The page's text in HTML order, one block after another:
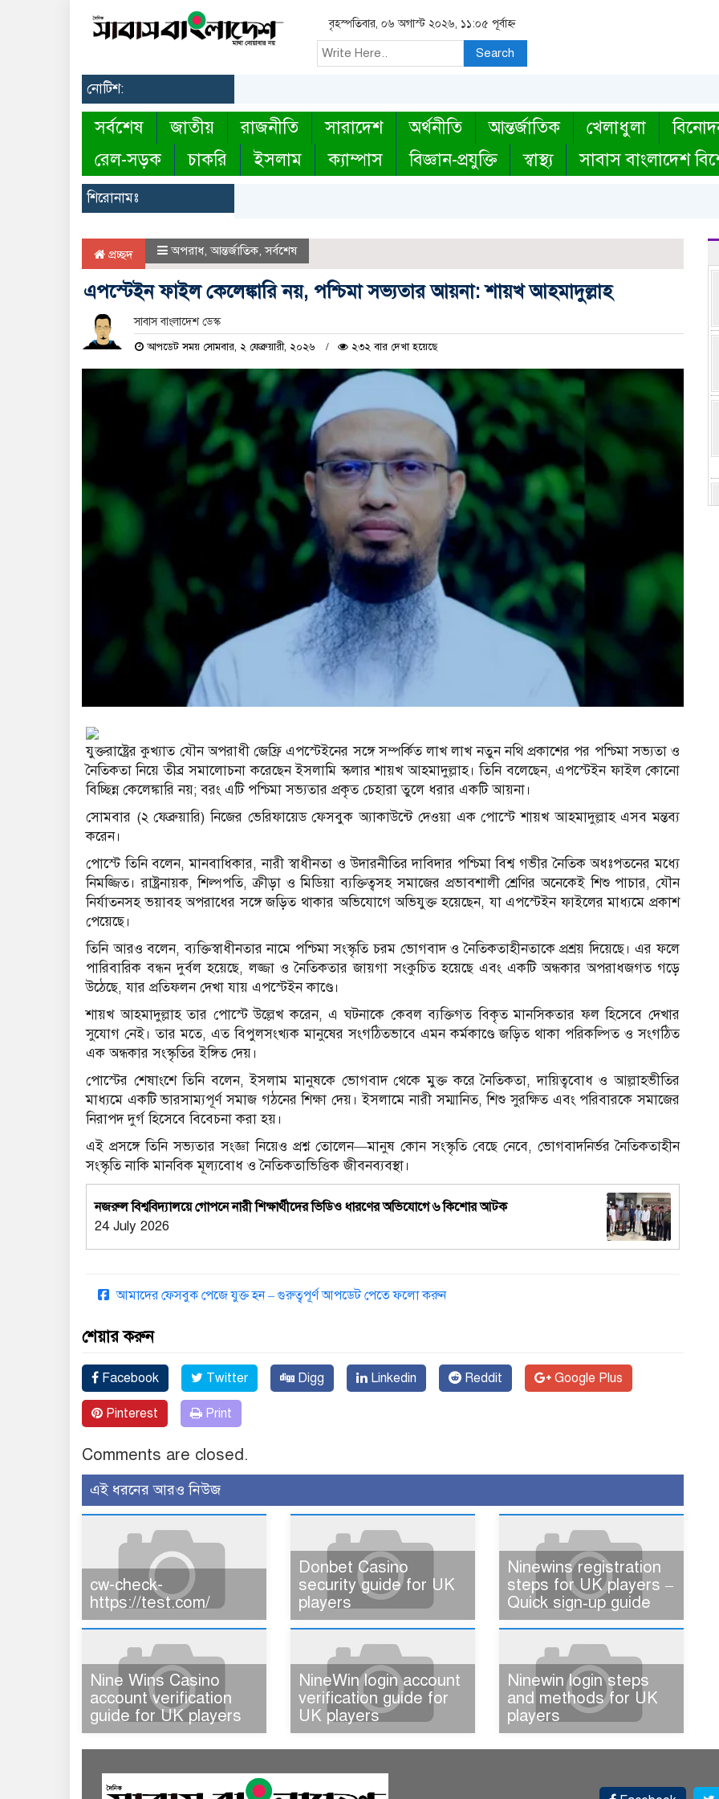
বৃহস্পতিবার, ০৬ অগাস্ট ২০২৬, ১১:০৫ পূর্বাহ্ন
Search
নোটিশ:
সর্বশেষ জাতীয় রাজনীতি সারাদেশ অর্থনীতি আন্তর্জাতিক খেলাধুলা
রেল-সড়ক
চাকরি ইসলাম ক্যাম্পাস বিজ্ঞান-প্রযুক্তি স্বাস্থ্য সাবাস বাংলাদেশ
শিরোনামঃ
প্রচ্ছদ অপরাধ, আন্তর্জাতিক,সর্বশেষ
এপস্টেইন ফাইল কেলেঙ্কারি নয়, পশ্চিমা সভ্যতার আয়না: শায়খ আহমাদুল্লাহ
সাবাস বাংলাদেশ ডেস্ক
আপডেট সময় সোমবার, ২ ফেব্রুয়ারী, ২০২৬ ২৩২ বার দেখা হয়েছে
যুক্তরাষ্ট্রের কুখ্যাত যৌন অপরাধী জেফ্রি এপস্টেইনের সঙ্গে সম্পর্কিত লাখ লাখ নতুন নথি প্রকাশের পর পশ্চিমা সভ্যতা ও
নৈতিকতা নিয়ে তীব্র সমালোচনা করেছেন ইসলামি স্কলার শায়খ আহমাদুল্লাহ। তিনি বলেছেন, এপস্টেইন ফাইল কোনো
বিচ্ছিন্ন কেলেঙ্কারি নয়; বরং এটি পশ্চিমা সভ্যতার প্রকৃত চেহারা তুলে ধরার একটি আয়না।
সোমবার (২ ফেব্রুয়ারি) নিজের ভেরিফায়েড ফেসবুক অ্যাকাউন্টে দেওয়া এক পোস্টে শায়খ আহমাদুল্লাহ এসব মন্তব্য
করেন।
পোস্টে তিনি বলেন, মানবাধিকার, নারী স্বাধীনতা ও উদারনীতির দাবিদার পশ্চিমা বিশ্ব গভীর নৈতিক অধঃপতনের মধ্যে
নিমজ্জিত। রাষ্ট্রনায়ক, শিল্পপতি, ক্রীড়া ও মিডিয়া ব্যক্তিত্বসহ সমাজের প্রভাবশালী শ্রেণির অনেকেই শিশু পাচার, যৌন
নির্যাতনসহ ভয়াবহ অপরাধের সঙ্গে জড়িত থাকার অভিযোগে অভিযুক্ত হয়েছেন, যা এপস্টেইন ফাইলের মাধ্যমে প্রকাশ
পেয়েছে।
তিনি আরও বলেন, ব্যক্তিস্বাধীনতার নামে পশ্চিমা সংস্কৃতি চরম ভোগবাদ ও নৈতিকতাহীনতাকে প্রশ্রয় দিয়েছে। এর ফলে
পারিবারিক বন্ধন দুর্বল হয়েছে, লজ্জা ও নৈতিকতার জায়গা সংকুচিত হয়েছে এবং একটি অন্ধকার অপরাধজগত গড়ে
উঠেছে, যার প্রতিফলন দেখা যায় এপস্টেইন কাণ্ডে।
শায়খ আহমাদুল্লাহ তার পোস্টে উল্লেখ করেন, এ ঘটনাকে কেবল ব্যক্তিগত বিকৃত মানসিকতার ফল হিসেবে দেখার
সুযোগ নেই। তার মতে, এত বিপুলসংখ্যক মানুষের সংগঠিতভাবে এমন কর্মকাণ্ডে জড়িত থাকা পরিকল্পিত ও সংগঠিত
এক অন্ধকার সংস্কৃতির ইঙ্গিত দেয়।
পোস্টের শেষাংশে তিনি বলেন, ইসলাম মানুষকে ভোগবাদ থেকে মুক্ত করে নৈতিকতা, দায়িত্ববোধ ও আল্লাহভীতির
মাধ্যমে একটি ভারসাম্যপূর্ণ সমাজ গঠনের শিক্ষা দেয়। ইসলামে নারী সম্মানিত, শিশু সুরক্ষিত এবং পরিবারকে সমাজের
নিরাপদ দুর্গ হিসেবে বিবেচনা করা হয়।
এই প্রসঙ্গে তিনি সভ্যতার সংজ্ঞা নিয়েও প্রশ্ন তোলেন—মানুষ কোন সংস্কৃতি বেছে নেবে, ভোগবাদনির্ভর নৈতিকতাহীন
সংস্কৃতি নাকি মানবিক মূল্যবোধ ও নৈতিকতাভিত্তিক জীবনব্যবস্থা।
নজরুল বিশ্ববিদ্যালয়ে গোপনে নারী শিক্ষার্থীদের ভিডিও ধারণের অভিযোগে ৬ কিশোর আটক
24 July 2026
আমাদের ফেসবুক পেজে যুক্ত হন – গুরুত্বপূর্ণ আপডেট পেতে ফলো করুন
শেয়ার করুন
Facebook Twitter Digg Linkedin Reddit Google Plus
Pinterest Print
Comments are closed.
এই ধরনের আরও নিউজ
cw-check-
https://test.com/
Donbet Casino
security guide for UK
players
Ninewins registration
steps for UK players –
Quick sign‑up guide
Nine Wins Casino
account verification
guide for UK players
NineWin login account
verification guide for
UK players
Ninewin login steps
and methods for UK
players